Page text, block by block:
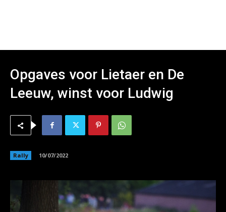
Opgaves voor Lietaer en De
Leeuw, winst voor Ludwig
Rally 10/07/2022